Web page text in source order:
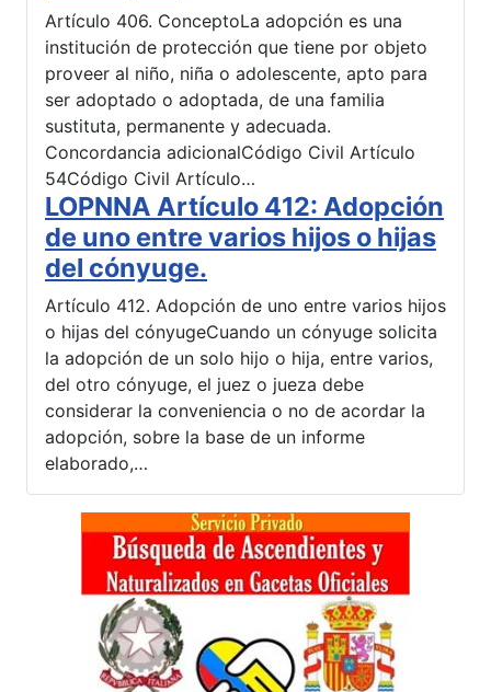
Artículo 406. ConceptoLa adopción es una
institución de protección que tiene por objeto
proveer al niño, niña o adolescente, apto para
ser adoptado o adoptada, de una familia
sustituta, permanente y adecuada.
Concordancia adicionalCódigo Civil Artículo
54Código Civil Artículo…
LOPNNA Artículo 412: Adopción
de uno entre varios hijos o hijas
del cónyuge.
Artículo 412. Adopción de uno entre varios hijos
o hijas del cónyugeCuando un cónyuge solicita
la adopción de un solo hijo o hija, entre varios,
del otro cónyuge, el juez o jueza debe
considerar la conveniencia o no de acordar la
adopción, sobre la base de un informe
elaborado,…